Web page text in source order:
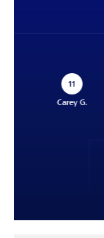
11
Carey G.